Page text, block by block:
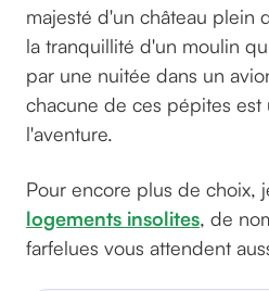
majesté d'un château plein
la tranquillité d'un moulin
par une nuitée dans un
chacune de ces pépites
l'aventure.
Pour encore plus de choix,
logements insolites, de
farfelues vous attendent